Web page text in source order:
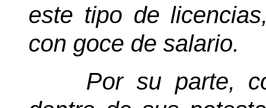
este tipo de
con goce de salario.
Por su parte,